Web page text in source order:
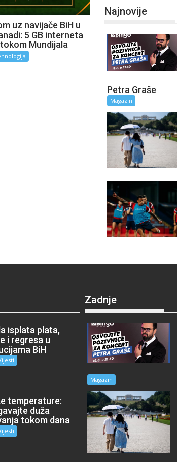
uz navijače BiH u
5 GB interneta
Mundijala
Najnovije
Petra Graše
Magazin
isplata plata,
i regresa u
BiH
temperature:
duža
tokom dana
Zadnje
Magazin